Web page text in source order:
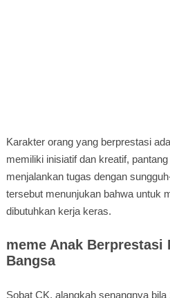
Karakter orang yang berprestasi
memiliki inisiatif dan kreatif,
menjalankan tugas dengan
tersebut menunjukan bahwa untuk
dibutuhkan kerja keras.
meme Anak Berprestasi
Bangsa
Sobat CK, alangkah senangnya